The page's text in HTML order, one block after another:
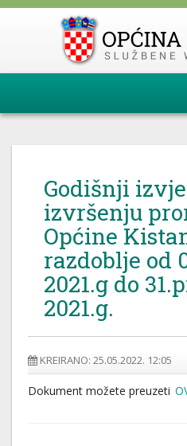
Godišnji
izvršenju
Općine
razdoblje od
2021.g do
2021.g.
KREIRANO: 25.05.2022. 12:05
Dokument možete preuzeti